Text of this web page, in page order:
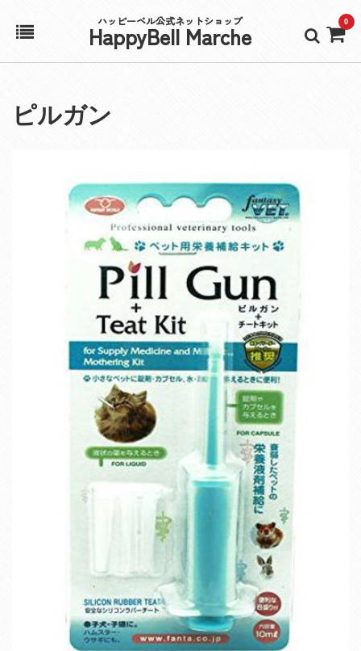
ハッピーベル公式ネットショップ
HappyBell Marche 0
アカウント
ピルガン